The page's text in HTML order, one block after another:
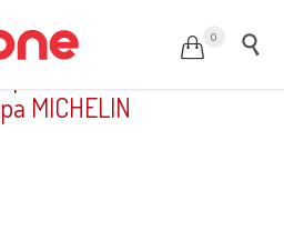
 0 
«EURODAIRA»
MICHELIN